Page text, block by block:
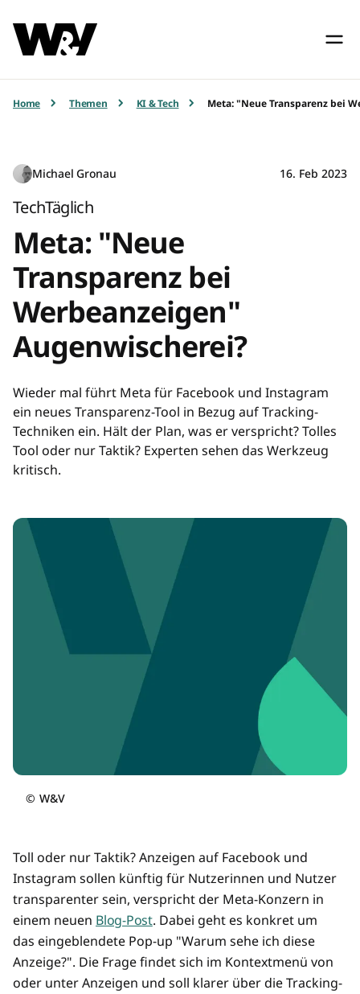
Home Themen KI & Tech Meta: "Neue Transparenz bei
Michael Gronau 16. Feb 2023
TechTäglich
Meta: "Neue
Transparenz bei
Werbeanzeigen"
Augenwischerei?
Wieder mal führt Meta für Facebook und Instagram
ein neues Transparenz-Tool in Bezug auf Tracking-
Techniken ein. Hält der Plan, was er verspricht? Tolles
Tool oder nur Taktik? Experten sehen das Werkzeug
kritisch.
© W&V
Toll oder nur Taktik? Anzeigen auf Facebook und
Instagram sollen künftig für Nutzerinnen und Nutzer
transparenter sein, verspricht der Meta-Konzern in
einem neuen Blog-Post. Dabei geht es konkret um
das eingeblendete Pop-up "Warum sehe ich diese
Anzeige?". Die Frage findet sich im Kontextmenü von
oder unter Anzeigen und soll klarer über die Tracking-